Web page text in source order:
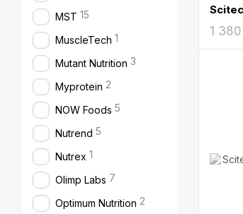
1
MST 15
MuscleTech 1
Mutant Nutrition 3
Myprotein 2
NOW Foods 5
Nutrend 5
Nutrex 1
Olimp Labs 7
Optimum Nutrition 2